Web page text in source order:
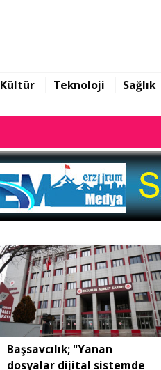
Kültür Teknoloji Sağlık
Başsavcılık; "Yanan
dosyalar dijital sistemde